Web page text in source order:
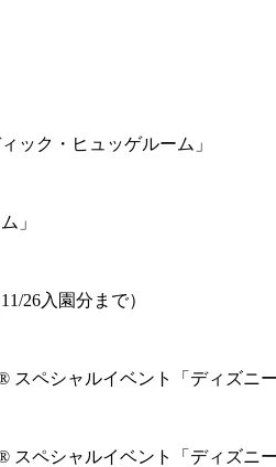
ック・ヒュッゲルーム」
」
26入園分まで）
ペシャルイベント「ディズニ
ペシャルイベント「ディズニ